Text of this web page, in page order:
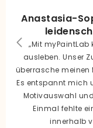
Anastasia-
„Mit
ausleben. Unser
überrasche
Es entspannt mich
Motivauswahl
Einmal fehlte
innerhalb